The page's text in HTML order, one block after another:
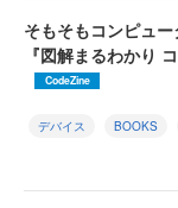
そもそもコンピュ
『図解まるわかり
CodeZine
デバイス BOOKS